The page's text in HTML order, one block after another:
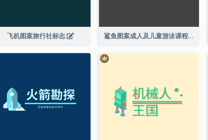
飞机图案旅行社标志 鲨鱼图案成人及儿童游泳课程标志设计